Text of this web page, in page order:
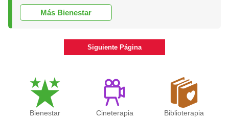
Más Bienestar
Siguiente Página
Bienestar Cineterapia Biblioterapia